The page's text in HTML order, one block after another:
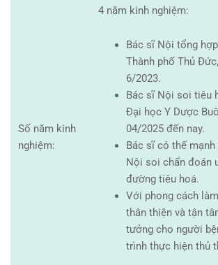
Số năm kinh
nghiệm:
4 năm kinh nghiệm:
Bác sĩ Nội tổng
Thành phố Thủ
6/2023.
Bác sĩ Nội soi tiêu
Đại học Y Dược
04/2025 đến nay.
Bác sĩ có thế
Nội soi chẩn đoán
đường tiêu hoá.
Với phong cách
thân thiện và tận
tưởng cho người
trình thực hiện thủ